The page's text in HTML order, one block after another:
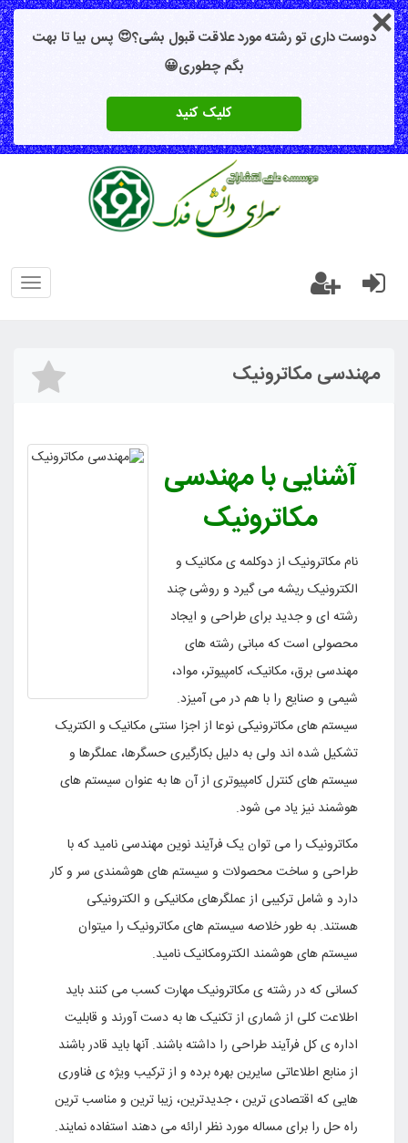
دوست داری تو رشته مورد علاقت قبول بشی؟😍 پس بیا تا بهت
بگم چطوری😀
کلیک کنید
مهندسی مکاترونیک
آشنایی با مهندسی
مکاترونیک
نام مکاترونیک از دوکلمه ی مکانیک و
الکترونیک ریشه می گیرد و روشی چند
رشته ای و جدید برای طراحی و ایجاد
محصولی است که مبانی رشته های
مهندسی برق، مکانیک، کامپیوتر، مواد،
شیمی و صنایع را با هم در می آمیزد.
سیستم های مکاترونیکی نوعا از اجزا سنتی مکانیک و الکتریک
تشکیل شده اند ولی به دلیل بکارگیری حسگرها، عملگرها و
سیستم های کنترل کامپیوتری از آن ها به عنوان سیستم های
هوشمند نیز یاد می شود.
مکاترونیک را می توان یک فرآیند نوین مهندسی نامید که با
طراحی و ساخت محصولات و سیستم های هوشمندی سر و کار
دارد و شامل ترکیبی از عملگرهای مکانیکی و الکترونیکی
هستند. به طور خلاصه سیستم های مکاترونیک را میتوان
سیستم های هوشمند الکترومکانیک نامید.
کسانی که در رشته ی مکاترونیک مهارت کسب می کنند باید
اطلاعت کلی از شماری از تکنیک ها به دست آورند و قابلیت
اداره ی کل فرآیند طراحی را داشته باشند. آنها باید قادر باشند
از منابع اطلاعاتی سایرین بهره برده و از ترکیب ویژه ی فناوری
هایی که اقتصادی ترین ، جدیدترین، زیبا ترین و مناسب ترین
راه حل را برای مساله مورد نظر ارائه می دهند استفاده نمایند.